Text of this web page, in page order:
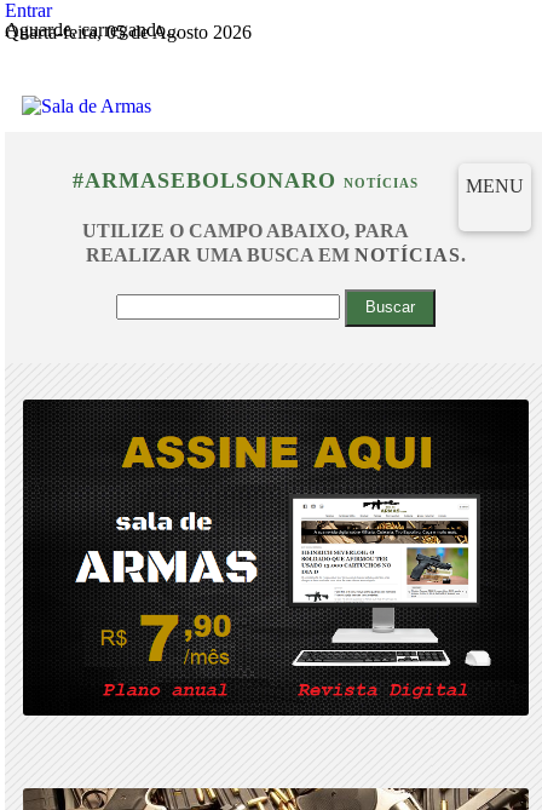
Aguarde, carregando...
Entrar
Quarta-feira, 05 de Agosto 2026
MENU
#ARMASEBOLSONARO NOTÍCIAS
UTILIZE O CAMPO ABAIXO, PARA
REALIZAR UMA BUSCA EMNOTÍCIAS.
Buscar